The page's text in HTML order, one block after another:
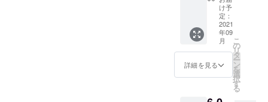
状況に
応じ
て、変
動しま
す。 ・
御礼と
とも
ジュエ
ラ、プ
リック
チン
ダー、
ハバネ
ロなど
合計1kg
セット
（辛さ
レベ
ル：
🌶）】
・十色
の畑で
採れた
け予
定：
2021
年09
月
詳細を見る
こ
の
リ
タ
ー
ン
を
選
択
す
る